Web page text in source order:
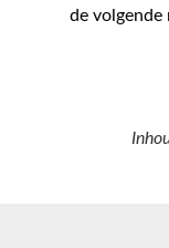
de volgende